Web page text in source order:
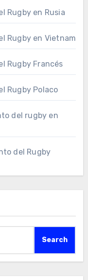
Rugby en Rusia
Rugby en Vietnam
Rugby Francés
Rugby Polaco
del rugby en
del Rugby